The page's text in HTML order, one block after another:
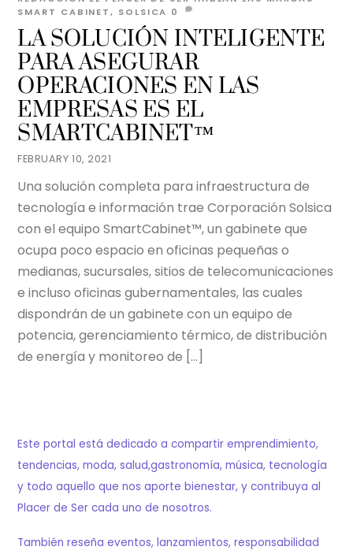
FEBRUARY 10, 2021
LA SOLUCIÓN INTELIGENTE
PARA ASEGURAR
OPERACIONES EN LAS
EMPRESAS ES EL
SMARTCABINET™
SMART CABINET, SOLSICA 0
Una solución completa para infraestructura de
tecnología e información trae Corporación Solsica
con el equipo SmartCabinet™, un gabinete que
ocupa poco espacio en oficinas pequeñas o
medianas, sucursales, sitios de telecomunicaciones
e incluso oficinas gubernamentales, las cuales
dispondrán de un gabinete con un equipo de
potencia, gerenciamiento térmico, de distribución
de energía y monitoreo de […]
Este portal está dedicado a compartir emprendimiento,
tendencias, moda, salud,gastronomía, música, tecnología
y todo aquello que nos aporte bienestar, y contribuya al
Placer de Ser cada uno de nosotros.
También reseña eventos, lanzamientos, responsabilidad